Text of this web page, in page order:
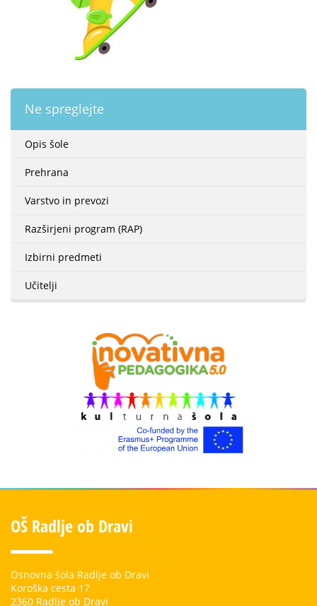
Ne spreglejte
Opis šole
Prehrana
Varstvo in prevozi
Razširjeni program (RAP)
Izbirni predmeti
Učitelji
OŠ Radlje ob Dravi
Osnovna šola Radlje ob Dravi
Koroška cesta 17
2360 Radlje ob Dravi